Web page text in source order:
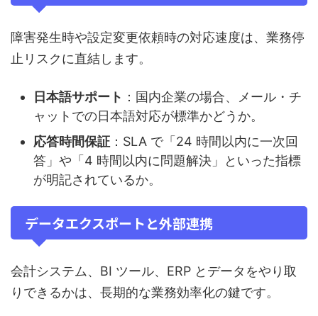
障害発生時や設定変更依頼時の対応速度は、業務停
止リスクに直結します。
日本語サポート ：国内企業の場合、メール・チ
ャットでの日本語対応が標準かどうか。
応答時間保証 ：SLA で「24 時間以内に一次回
答」や「4 時間以内に問題解決」といった指標
が明記されているか。
データエクスポートと外部連携
会計システム、BI ツール、ERP とデータをやり取
りできるかは、長期的な業務効率化の鍵です。